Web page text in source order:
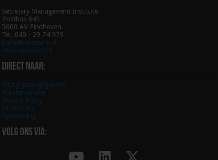
Secretary Management Institute
Postbus 845
5600 AV Eindhoven
Tel. 040 - 29 74 979
klant@secretary.nl
www.secretary.nl
Direct naar:
Wijzig jouw gegevens
Klantenservice
Privacy Policy
Incompany
Sponsoring
Volg ons via: